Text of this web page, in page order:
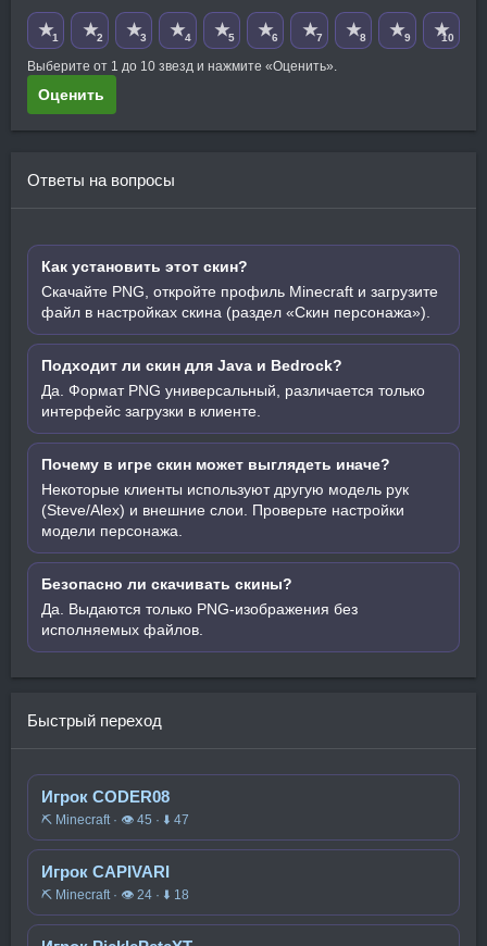
★1 ★2 ★3 ★4 ★5 ★6 ★7 ★8 ★9 ★10
Выберите от 1 до 10 звезд и нажмите «Оценить».
Оценить
Ответы на вопросы
Как установить этот скин?
Скачайте PNG, откройте профиль Minecraft и загрузите
файл в настройках скина (раздел «Скин персонажа»).
Подходит ли скин для Java и Bedrock?
Да. Формат PNG универсальный, различается только
интерфейс загрузки в клиенте.
Почему в игре скин может выглядеть иначе?
Некоторые клиенты используют другую модель рук
(Steve/Alex) и внешние слои. Проверьте настройки
модели персонажа.
Безопасно ли скачивать скины?
Да. Выдаются только PNG-изображения без
исполняемых файлов.
Быстрый переход
Игрок CODER08
⛏️ Minecraft · 👁 45 · ⬇ 47
Игрок CAPIVARI
⛏️ Minecraft · 👁 24 · ⬇ 18